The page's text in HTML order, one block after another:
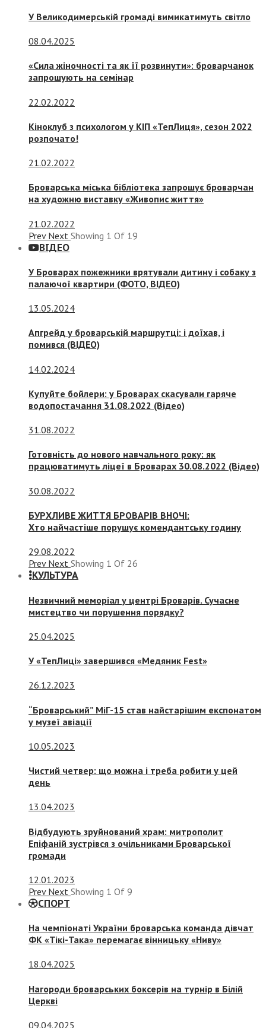
У Великодимерській громаді вимикатимуть світло
08.04.2025
«Сила жіночності та як її розвинути»: броварчанок
запрошують на семінар
22.02.2022
Кіноклуб з психологом у КІП «ТепЛиця», сезон 2022
розпочато!
21.02.2022
Броварська міська бібліотека запрошує броварчан
на художню виставку «Живопис життя»
21.02.2022
Prev Next Showing 1 Of 19
ВІДЕО
У Броварах пожежники врятували дитину і собаку з
палаючої квартири (ФОТО, ВІДЕО)
13.05.2024
Апгрейд у броварській маршрутці: і доїхав, і
помився (ВІДЕО)
14.02.2024
Купуйте бойлери: у Броварах скасували гаряче
водопостачання 31.08.2022 (Відео)
31.08.2022
Готовність до нового навчального року: як
працюватимуть ліцеї в Броварах 30.08.2022 (Відео)
30.08.2022
БУРХЛИВЕ ЖИТТЯ БРОВАРІВ ВНОЧІ:
Хто найчастіше порушує комендантську годину
29.08.2022
Prev Next Showing 1 Of 26
КУЛЬТУРА
Незвичний меморіал у центрі Броварів. Сучасне
мистецтво чи порушення порядку?
25.04.2025
У «ТепЛиці» завершився «Медяник Fest»
26.12.2023
“Броварський” МіГ-15 став найстарішим експонатом
у музеї авіації
10.05.2023
Чистий четвер: що можна і треба робити у цей
день
13.04.2023
Відбудують зруйнований храм: митрополит
Епіфаній зустрівся з очільниками Броварської
громади
12.01.2023
Prev Next Showing 1 Of 9
СПОРТ
На чемпіонаті України броварська команда дівчат
ФК «Тікі-Така» перемагає вінницьку «Ниву»
18.04.2025
Нагороди броварських боксерів на турнір в Білій
Церкві
09.04.2025